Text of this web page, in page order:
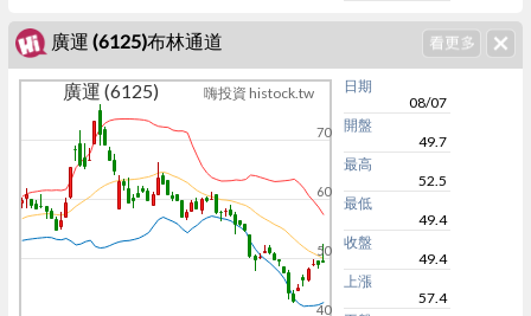
廣運 (6125)布林通道
廣運 (6125) 嗨投資 histock.tw
40
50
60
70
日期
08/07
開盤
49.7
最高
52.5
最低
49.4
收盤
49.4
上漲
57.4